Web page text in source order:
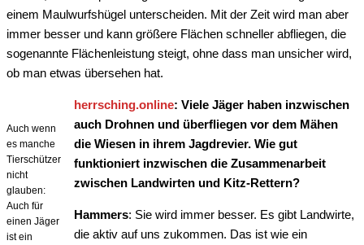
einem Maulwurfshügel unterscheiden. Mit der Zeit wird man aber
immer besser und kann größere Flächen schneller abfliegen, die
sogenannte Flächenleistung steigt, ohne dass man unsicher wird,
ob man etwas übersehen hat.
Auch wenn
es manche
Tierschützer
nicht
glauben:
Auch für
einen Jäger
ist ein
herrsching.online: Viele Jäger haben inzwischen
auch Drohnen und überfliegen vor dem Mähen
die Wiesen in ihrem Jagdrevier. Wie gut
funktioniert inzwischen die Zusammenarbeit
zwischen Landwirten und Kitz-Rettern?
Hammers: Sie wird immer besser. Es gibt Landwirte,
die aktiv auf uns zukommen. Das ist wie ein